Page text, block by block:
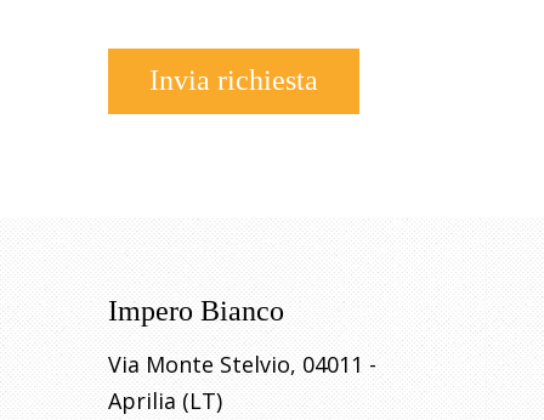
Invia richiesta
Impero Bianco
Via Monte Stelvio, 04011 -
Aprilia (LT)